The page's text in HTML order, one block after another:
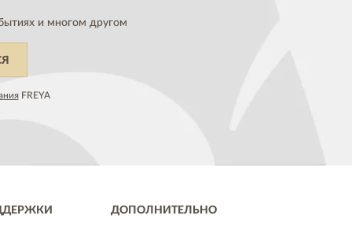
и многом другом
FREYA
ДОПОЛНИТЕЛЬНО